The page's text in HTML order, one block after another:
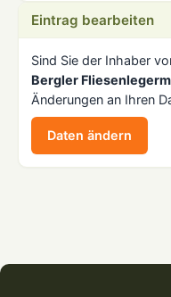
Eintrag bearbeiten
Sind Sie der Inhaber
Bergler
Änderungen an Ihren
Daten ändern